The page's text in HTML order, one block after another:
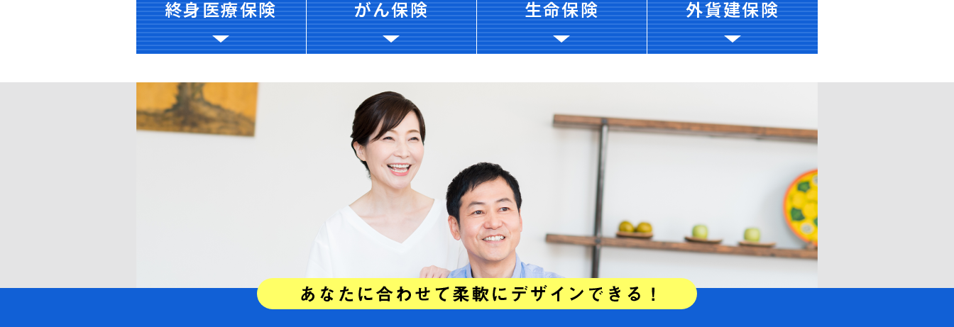
終身医療保険 がん保険 生命保険 外貨建保険